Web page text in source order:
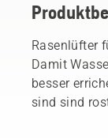
Rasenlüfter
Damit
besser
sind sind